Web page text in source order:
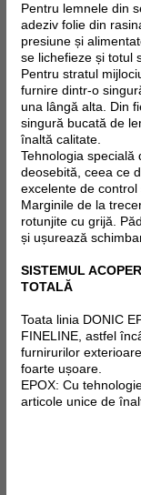
Pentru lemnele din
adeziv folie din
presiune și
se lichefieze și totul
Pentru stratul
furnire dintr-o
una lângă alta. Din
singură bucată de
înaltă calitate.
Tehnologia specială
deosebită, ceea ce
excelente de
Marginile de la
rotunjite cu grijă.
și ușurează
SISTEMUL
TOTALĂ
Toata linia DONIC
FINELINE, astfel
furnirurilor
foarte ușoare.
EPOX: Cu
articole unice de